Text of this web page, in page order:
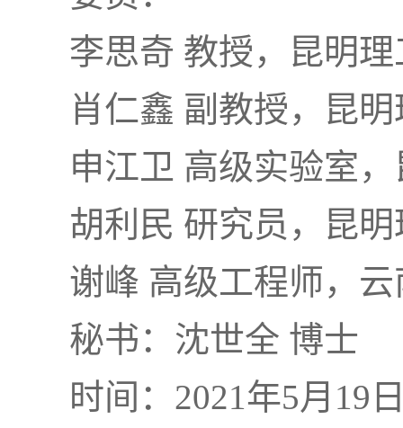
李思奇 教授，昆明
肖仁鑫 副教授，昆
申江卫 高级实验室
胡利民 研究员，昆
谢峰 高级工程师，
秘书：沈世全 博士
时间：2021年5月19